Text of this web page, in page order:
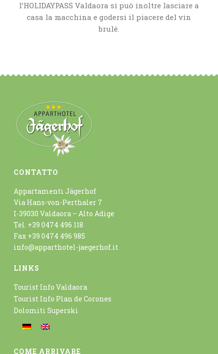
l’HOLIDAYPASS Valdaora si può inoltre lasciare a
casa la macchina e godersi il piacere del vin
brulé.
CONTATTO
Appartamenti Jägerhof
Via Hans-von-Perthaler 7
I-39030 Valdaora – Alto Adige
Tel. +39 0474 496 118
Fax +39 0474 496 985
info@apparthotel-jaegerhof.it
LINKS
Tourist Info Valdaora
Tourist Info Plan de Corones
Dolomiti Superski
COME ARRIVARE